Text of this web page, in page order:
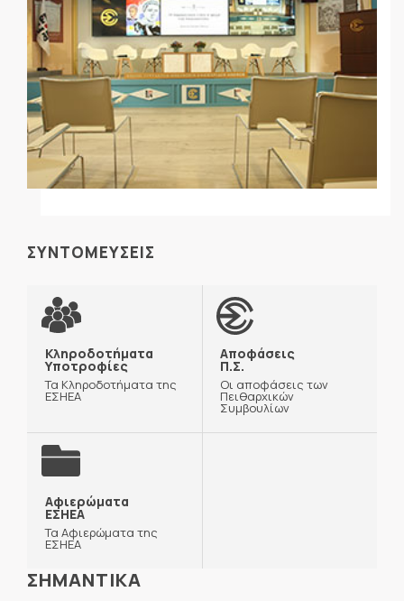
ΣΥΝΤΟΜΕΥΣΕΙΣ
Κληροδοτήματα
Υποτροφίες
Τα Κληροδοτήματα της
ΕΣΗΕΑ
Αποφάσεις
Π.Σ.
Οι αποφάσεις των
Πειθαρχικών
Συμβουλίων
Αφιερώματα
ΕΣΗΕΑ
Τα Αφιερώματα της
ΕΣΗΕΑ
ΣΗΜΑΝΤΙΚΑ